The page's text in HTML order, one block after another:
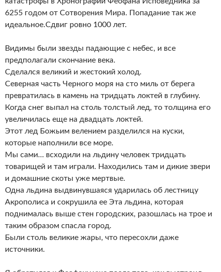
6255 годом от Сотворения Мира. Попадание так же
идеальное.Сдвиг ровно 1000 лет.
Видимы были звезды падающие с небес, и все
предполагали скончание века.
Сделался великий и жестокий холод.
Северная часть Черного моря на сто миль от берега
превратилась в камень на тридцать локтей в глубину.
Когда снег выпал на столь толстый лед, то толщина его
увеличилась еще на двадцать локтей.
Этот лед Божьим велением разделился на куски,
которые наполнили все море.
Мы сами… всходили на льдину человек тридцать
товарищей и там играли. Находились там и дикие звери
и домашние скоты уже мертвые.
Одна льдина выдвинувшаяся ударилась об лестницу
Акрополиса и сокрушила ее Эта льдина, которая
поднималась выше стен городских, разошлась на трое и
таким образом спасла город.
Были столь великие жары, что пересохли даже
источники.